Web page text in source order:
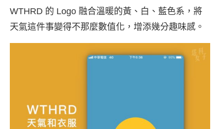
WTHRD 的 Logo 融合溫暖的黃、白、藍色系，將
天氣這件事變得不那麼數值化，增添幾分趣味感。